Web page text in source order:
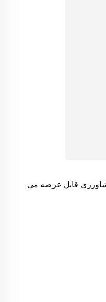
کشاورزی قابل عرضه می